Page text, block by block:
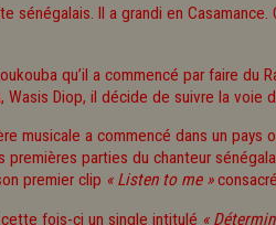
sénégalais. Il a grandi en
qu’il a commencé par faire du
Diop, il décide de suivre la voie
musicale a commencé dans un
premières parties du chanteur
premier clip « Listen to me »
fois-ci un single intitulé «